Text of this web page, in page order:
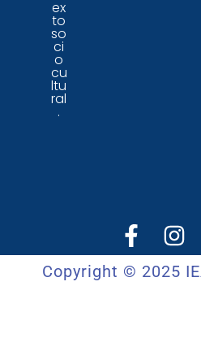
ex
to
so
ci
o
cu
ltu
ral
.
Copyright © 2025